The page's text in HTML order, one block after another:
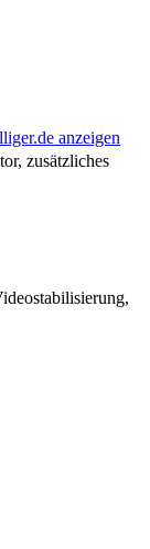
anzeigen
zusätzliches